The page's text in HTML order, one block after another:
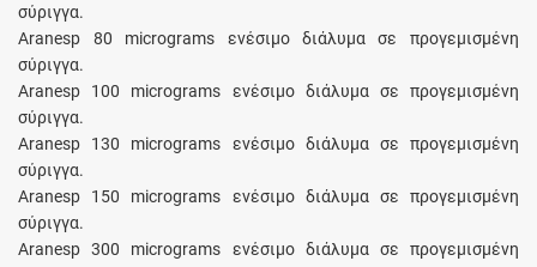
σύριγγα.
Aranesp 80 micrograms ενέσιμο διάλυμα σε προγεμισμένη
σύριγγα.
Aranesp 100 micrograms ενέσιμο διάλυμα σε προγεμισμένη
σύριγγα.
Aranesp 130 micrograms ενέσιμο διάλυμα σε προγεμισμένη
σύριγγα.
Aranesp 150 micrograms ενέσιμο διάλυμα σε προγεμισμένη
σύριγγα.
Aranesp 300 micrograms ενέσιμο διάλυμα σε προγεμισμένη